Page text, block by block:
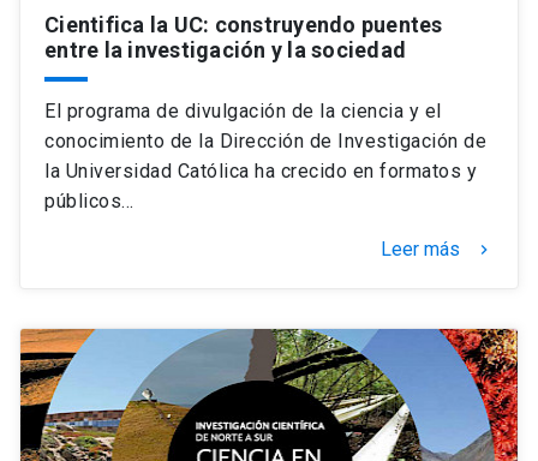
Cientifica la UC: construyendo puentes
entre la investigación y la sociedad
El programa de divulgación de la ciencia y el
conocimiento de la Dirección de Investigación de
la Universidad Católica ha crecido en formatos y
públicos…
Leer más keyboard_arrow_right